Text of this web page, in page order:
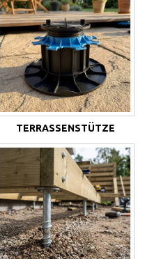
TERRASSENSTÜTZE